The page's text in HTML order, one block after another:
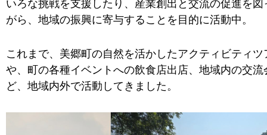
いろな挑戦を支援したり、産業創出と交流の促進を図
がら、地域の振興に寄与することを目的に活動中。
これまで、美郷町の自然を活かしたアクティビティツ
や、町の各種イベントへの飲食店出店、地域内の交流
ど、地域内外で活動してきました。